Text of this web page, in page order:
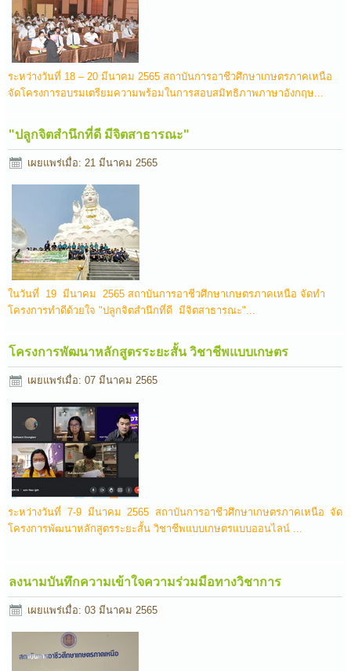
ระหว่างวันที่ 18 – 20 มีนาคม 2565 สถาบันการอาชีวศึกษาเกษตรภาคเหนือ
จัดโครงการอบรมเตรียมความพร้อมในการสอบสมิทธิภาพภาษาอังกฤษ...
"ปลูกจิตสำนึกที่ดี มีจิตสาธารณะ"
เผยแพร่เมื่อ: 21 มีนาคม 2565
ในวันที่ 19 มีนาคม 2565 สถาบันการอาชีวศึกษาเกษตรภาคเหนือ จัดทำ
โครงการทำดีด้วยใจ "ปลูกจิตสำนึกที่ดี มีจิตสาธารณะ"...
โครงการพัฒนาหลักสูตรระยะสั้น วิชาชีพแบบเกษตร
เผยแพร่เมื่อ: 07 มีนาคม 2565
ระหว่างวันที่ 7-9 มีนาคม 2565 สถาบันการอาชีวศึกษาเกษตรภาคเหนือ จัด
โครงการพัฒนาหลักสูตรระยะสั้น วิชาชีพแบบเกษตรแบบออนไลน์ ...
ลงนามบันทึกความเข้าใจความร่วมมือทางวิชาการ
เผยแพร่เมื่อ: 03 มีนาคม 2565